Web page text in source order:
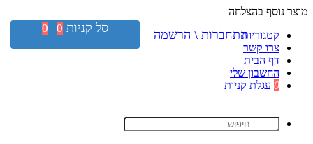
מוצר נוסף בהצלחה
קטגוריות
צרו קשר
דף הבית
החשבון שלי
0 עגלת קניות
התחברות \ הרשמה סל קניות 0
0